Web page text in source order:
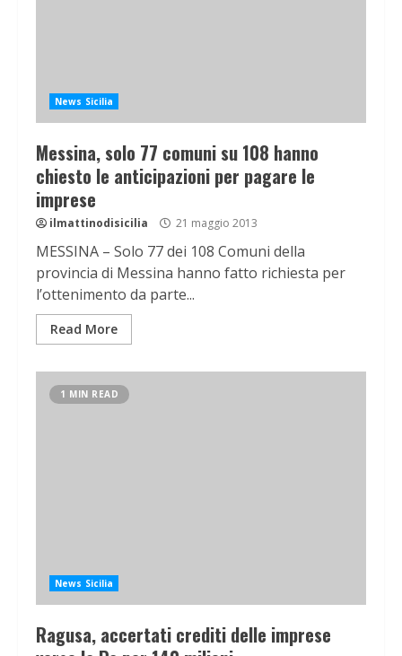
News Sicilia
Messina, solo 77 comuni su 108 hanno
chiesto le anticipazioni per pagare le
imprese
ilmattinodisicilia 21 maggio 2013
MESSINA – Solo 77 dei 108 Comuni della
provincia di Messina hanno fatto richiesta per
l’ottenimento da parte...
Read More
1 MIN READ
News Sicilia
Ragusa, accertati crediti delle imprese